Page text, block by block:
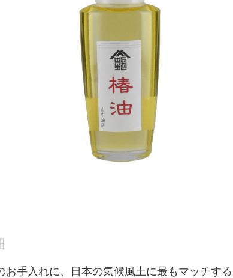
お手入れに、日本の気候風土に最もマッチす